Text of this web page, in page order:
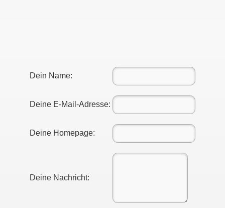
Dein Name:
Deine E-Mail-Adresse:
Deine Homepage:
Deine Nachricht: